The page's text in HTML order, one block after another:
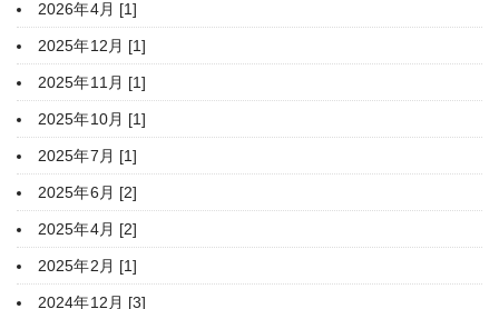
2026年4月 [1]
2025年12月 [1]
2025年11月 [1]
2025年10月 [1]
2025年7月 [1]
2025年6月 [2]
2025年4月 [2]
2025年2月 [1]
2024年12月 [3]